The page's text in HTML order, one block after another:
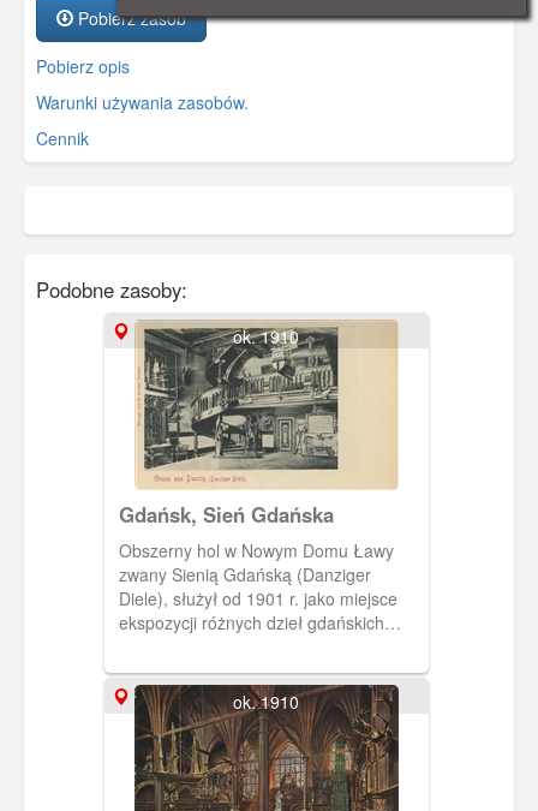
Pobierz zasób
Pobierz opis
Warunki używania zasobów.
Cennik
Podobne zasoby:
ok. 1910
Gdańsk, Sień Gdańska
Obszerny hol w Nowym Domu Ławy
zwany Sienią Gdańską (Danziger
Diele), służył od 1901 r. jako miejsce
ekspozycji różnych dzieł gdańskich
pochodzące kolekcji Lessera
Giełdzińskiego.ok. 1910